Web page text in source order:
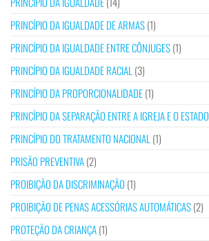
PRINCÍPIO DA IGUALDADE DE ARMAS(1)
PRINCÍPIO DA IGUALDADE ENTRE CÔNJUGES(1)
PRINCÍPIO DA IGUALDADE RACIAL(3)
PRINCÍPIO DA PROPORCIONALIDADE(1)
PRINCÍPIO DA SEPARAÇÃO ENTRE A IGREJA E O ESTADO
PRINCÍPIO DO TRATAMENTO NACIONAL(1)
PRISÃO PREVENTIVA(2)
PROIBIÇÃO DA DISCRIMINAÇÃO (1)
PROIBIÇÃO DE PENAS ACESSÓRIAS AUTOMÁTICAS(2)
PROTEÇÃO DA CRIANÇA(1)